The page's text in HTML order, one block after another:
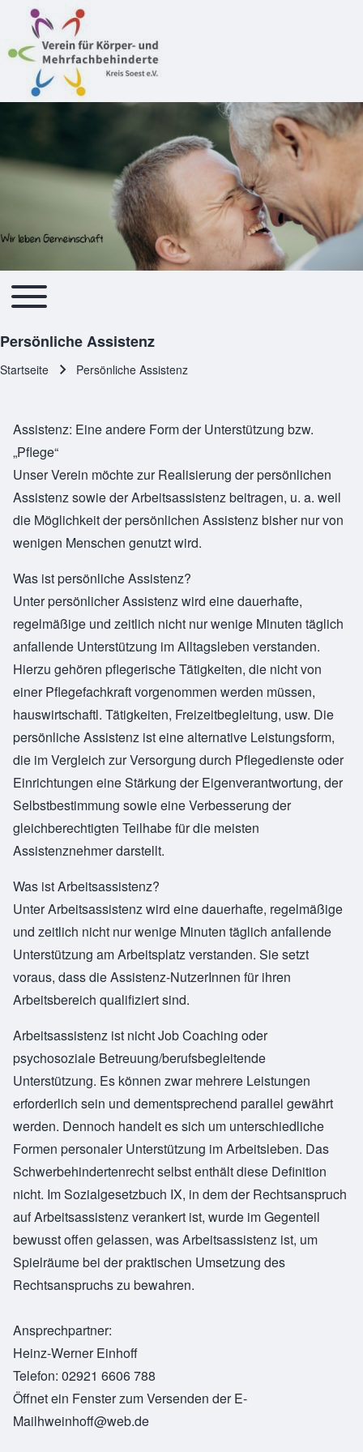
Hauptnavigation
Toggle main menu
Persönliche Assistenz
Startseite Persönliche Assistenz
Assistenz: Eine andere Form der Unterstützung bzw.
„Pflege“
Unser Verein möchte zur Realisierung der persönlichen
Assistenz sowie der Arbeitsassistenz beitragen, u. a. weil
die Möglichkeit der persönlichen Assistenz bisher nur von
wenigen Menschen genutzt wird.
Was ist persönliche Assistenz?
Unter persönlicher Assistenz wird eine dauerhafte,
regelmäßige und zeitlich nicht nur wenige Minuten täglich
anfallende Unterstützung im Alltagsleben verstanden.
Hierzu gehören pflegerische Tätigkeiten, die nicht von
einer Pflegefachkraft vorgenommen werden müssen,
hauswirtschaftl. Tätigkeiten, Freizeitbegleitung, usw. Die
persönliche Assistenz ist eine alternative Leistungsform,
die im Vergleich zur Versorgung durch Pflegedienste oder
Einrichtungen eine Stärkung der Eigenverantwortung, der
Selbstbestimmung sowie eine Verbesserung der
gleichberechtigten Teilhabe für die meisten
Assistenznehmer darstellt.
Was ist Arbeitsassistenz?
Unter Arbeitsassistenz wird eine dauerhafte, regelmäßige
und zeitlich nicht nur wenige Minuten täglich anfallende
Unterstützung am Arbeitsplatz verstanden. Sie setzt
voraus, dass die Assistenz-NutzerInnen für ihren
Arbeitsbereich qualifiziert sind.
Arbeitsassistenz ist nicht Job Coaching oder
psychosoziale Betreuung/berufsbegleitende
Unterstützung. Es können zwar mehrere Leistungen
erforderlich sein und dementsprechend parallel gewährt
werden. Dennoch handelt es sich um unterschiedliche
Formen personaler Unterstützung im Arbeitsleben. Das
Schwerbehindertenrecht selbst enthält diese Definition
nicht. Im Sozialgesetzbuch IX, in dem der Rechtsanspruch
auf Arbeitsassistenz verankert ist, wurde im Gegenteil
bewusst offen gelassen, was Arbeitsassistenz ist, um
Spielräume bei der praktischen Umsetzung des
Rechtsanspruchs zu bewahren.
Ansprechpartner:
Heinz-Werner Einhoff
Telefon: 02921 6606 788
Öffnet ein Fenster zum Versenden der E-
Mailhweinhoff@web.de